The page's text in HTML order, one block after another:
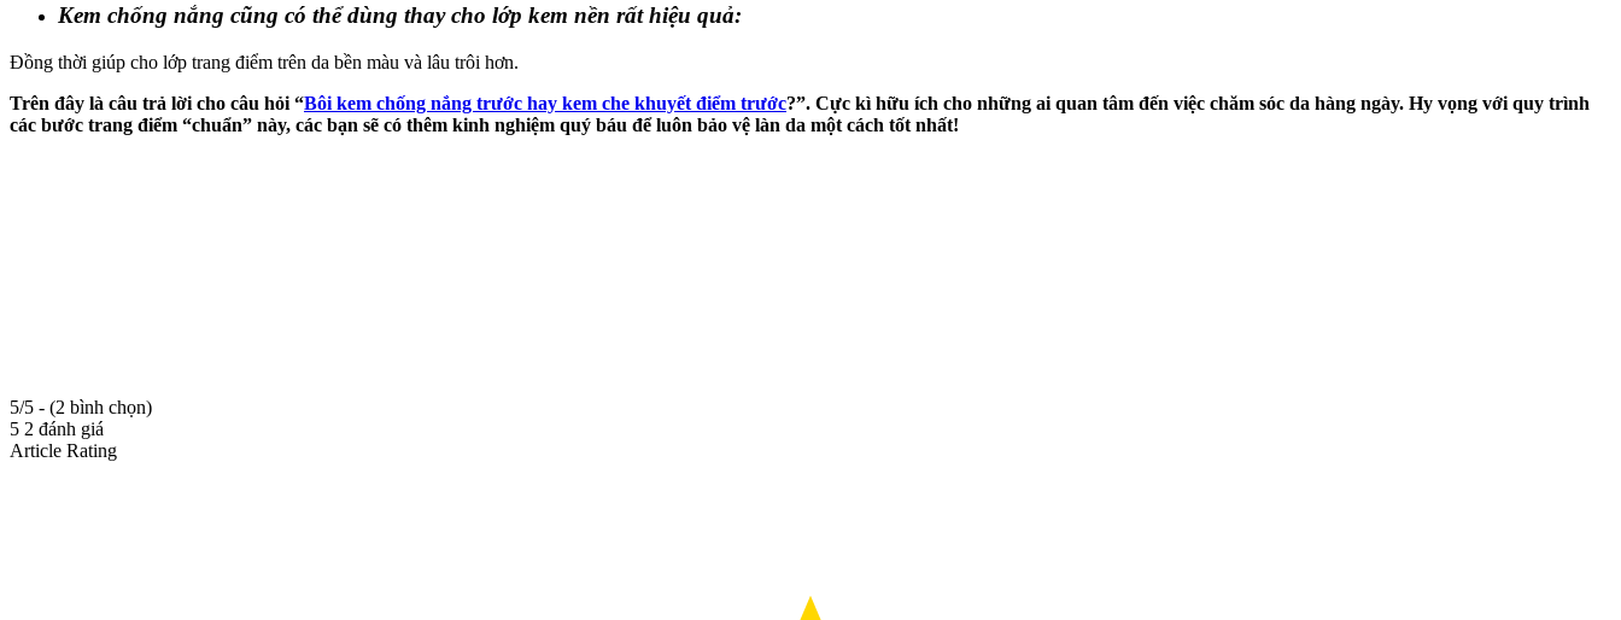
Kem chống nắng cũng có thể dùng thay cho lớp kem nền rất hiệu quả:
Đồng thời giúp cho lớp trang điểm trên da bền màu và lâu trôi hơn.
Trên đây là câu trả lời cho câu hỏi “Bôi kem chống nắng trước hay kem che khuyết điểm trước?”. Cực kì hữu ích cho những ai quan tâm đến việc chăm sóc da hàng ngày. Hy vọng với quy trình
các bước trang điểm “chuẩn” này, các bạn sẽ có thêm kinh nghiệm quý báu để luôn bảo vệ làn da một cách tốt nhất!
5/5 - (2 bình chọn)
5 2 đánh giá
Article Rating